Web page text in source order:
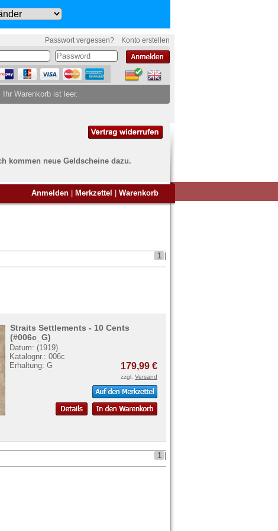
Passwort vergessen? Konto erstellen
Ihr Warenkorb ist leer.
kommen neue Geldscheine dazu.
Sie Banknoten
.
Anmelden Merkzettel Warenkorb
1
Straits Settlements - 10 Cents
(#006c_G)
Datum: (1919)
Katalognr.: 006c
Erhaltung: G
179,99 €
zzgl. Versand
1 |